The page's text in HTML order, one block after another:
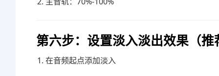
第六步：设置淡入淡出效果（推
在音频起点添加淡入